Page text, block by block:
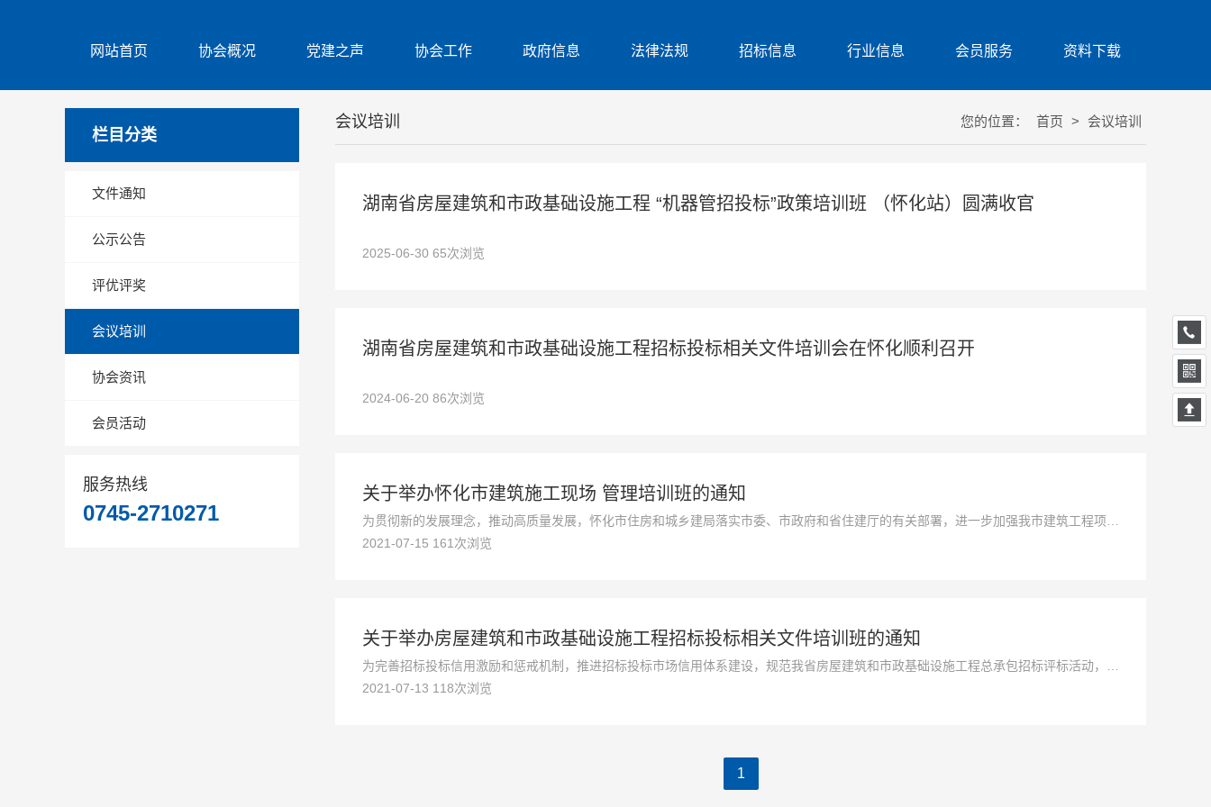
网站首页 协会概况 党建之声 协会工作 政府信息 法律法规 招标信息 行业信息 会员服务 资料下载
栏目分类
文件通知
公示公告
评优评奖
会议培训
协会资讯
会员活动
服务热线
0745-2710271
会议培训 您的位置： 首页 > 会议培训
‌湖南省房屋建筑和市政基础设施工程 “机器管招投标”政策培训班 （怀化站）圆满收官
2025-06-30 65次浏览
湖南省房屋建筑和市政基础设施工程招标投标相关文件培训会在怀化顺利召开
2024-06-20 86次浏览
关于举办怀化市建筑施工现场 管理培训班的通知
为贯彻新的发展理念，推动高质量发展，怀化市住房和城乡建局落实市委、市政府和省住建厅的有关部署，进一步加强我市建筑工程项目
现场管理水平，稳定安全生产形势，提升工程质量，推动建筑市场平稳健康发展，制定了《怀化市建筑施工项目现场管理水平大提升攻坚
2021-07-15 161次浏览
关于举办房屋建筑和市政基础设施工程招标投标相关文件培训班的通知
为完善招标投标信用激励和惩戒机制，推进招标投标市场信用体系建设，规范我省房屋建筑和市政基础设施工程总承包招标评标活动，促
进建筑业持续稳定健康发展，湖南省住房和城乡建设厅陆续出台和修订了相关文件。
2021-07-13 118次浏览
1